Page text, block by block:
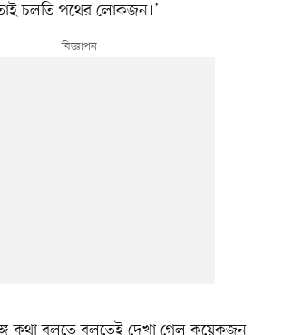
চলতি পথের লোকজন।’
কথা বলতে বলতেই দেখা গেল কয়েকজন